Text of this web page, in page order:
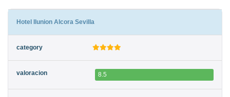
Hotel Ilunion Alcora Sevilla
8.5